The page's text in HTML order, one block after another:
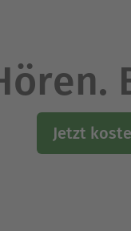
Jetzt